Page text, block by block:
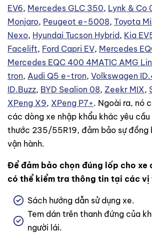
EV6, Mercedes GLC 350, Lynk & Co
Monjaro, Peugeot e-5008, Toyota
Nexo, Hyundai Tucson Hybrid, Kia
Facelift, Ford Capri EV, Mercedes
Mercedes EQC 400 4MATIC AMG
tron, Audi Q5 e-tron, Volkswagen
ID.Buzz, BYD Sealion 08, Zeekr MIX,
XPeng X9, XPeng P7+. Ngoài ra, nó
các dòng xe nhập khẩu khác yêu
thước 235/55R19, đảm bảo sự đồng
vận hành.
Để đảm bảo chọn đúng lốp cho xe
có thể kiểm tra thông tin tại các vị
Sách hướng dẫn sử dụng xe.
Tem dán trên thanh đứng của
người lái.